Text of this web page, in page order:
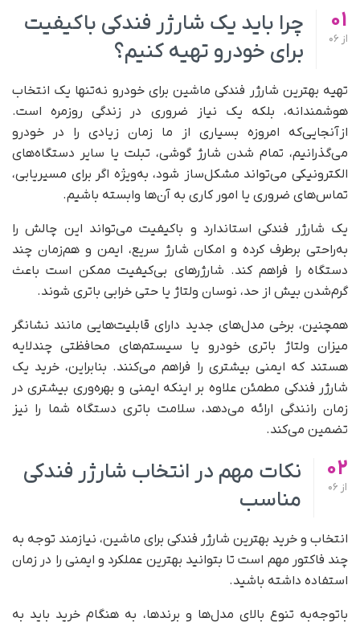
01
از
چرا باید یک شارژر فندکی باکیفیت
برای خودرو تهیه کنیم؟
تهیه بهترین شارژر فندکی ماشین برای خودرو نه‌تنها یک انتخاب
هوشمندانه، بلکه یک نیاز ضروری در زندگی روزمره است.
از‌آنجایی‌که امروزه بسیاری از ما زمان زیادی را در خودرو
می‌گذرانیم، تمام شدن شارژ گوشی، تبلت یا سایر دستگاه‌های
الکترونیکی می‌تواند مشکل‌ساز شود، به‌ویژه اگر برای مسیریابی،
تماس‌های ضروری یا امور کاری به آن‌ها وابسته باشیم.
یک شارژر فندکی استاندارد و باکیفیت می‌تواند این چالش را
به‌راحتی برطرف کرده و امکان شارژ سریع، ایمن و هم‌زمان چند
دستگاه را فراهم کند. شارژرهای بی‌کیفیت ممکن است باعث
گرم‌شدن بیش از حد، نوسان ولتاژ یا حتی خرابی باتری شوند.
همچنین، برخی مدل‌های جدید دارای قابلیت‌هایی مانند نشانگر
میزان ولتاژ باتری خودرو یا سیستم‌های محافظتی چندلایه
هستند که ایمنی بیشتری را فراهم می‌کنند. بنابراین، خرید یک
شارژر فندکی مطمئن علاوه بر اینکه ایمنی و بهره‌وری بیشتری در
زمان رانندگی ارائه می‌دهد، سلامت باتری دستگاه شما را نیز
تضمین می‌‌کند.
02
از
نکات مهم در انتخاب شارژر فندکی
مناسب
انتخاب و خرید بهترین شارژر فندکی برای ماشین، نیازمند توجه به
چند فاکتور مهم است تا بتوانید بهترین عملکرد و ایمنی را در زمان
استفاده داشته باشید.
با‌توجه‌به تنوع بالای مدل‌ها و برندها، به هنگام خرید باید به